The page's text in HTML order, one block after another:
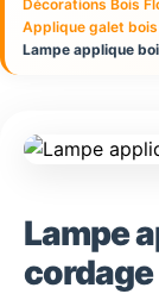
Décorations Bois
Applique galet
Lampe applique
Lampe